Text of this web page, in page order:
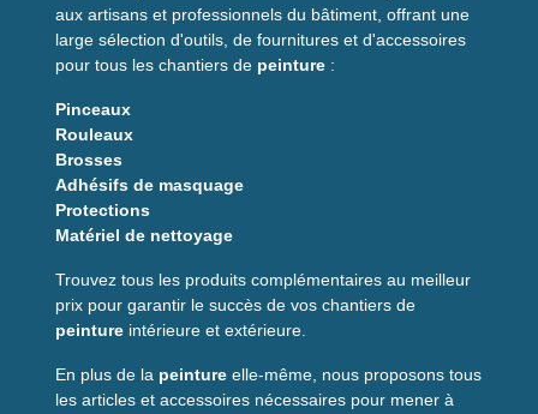
aux artisans et professionnels du bâtiment, offrant une
large sélection d'outils, de fournitures et d'accessoires
pour tous les chantiers de peinture :
Pinceaux
Rouleaux
Brosses
Adhésifs de masquage
Protections
Matériel de nettoyage
Trouvez tous les produits complémentaires au meilleur
prix pour garantir le succès de vos chantiers de
peinture intérieure et extérieure.
En plus de la peinture elle-même, nous proposons tous
les articles et accessoires nécessaires pour mener à